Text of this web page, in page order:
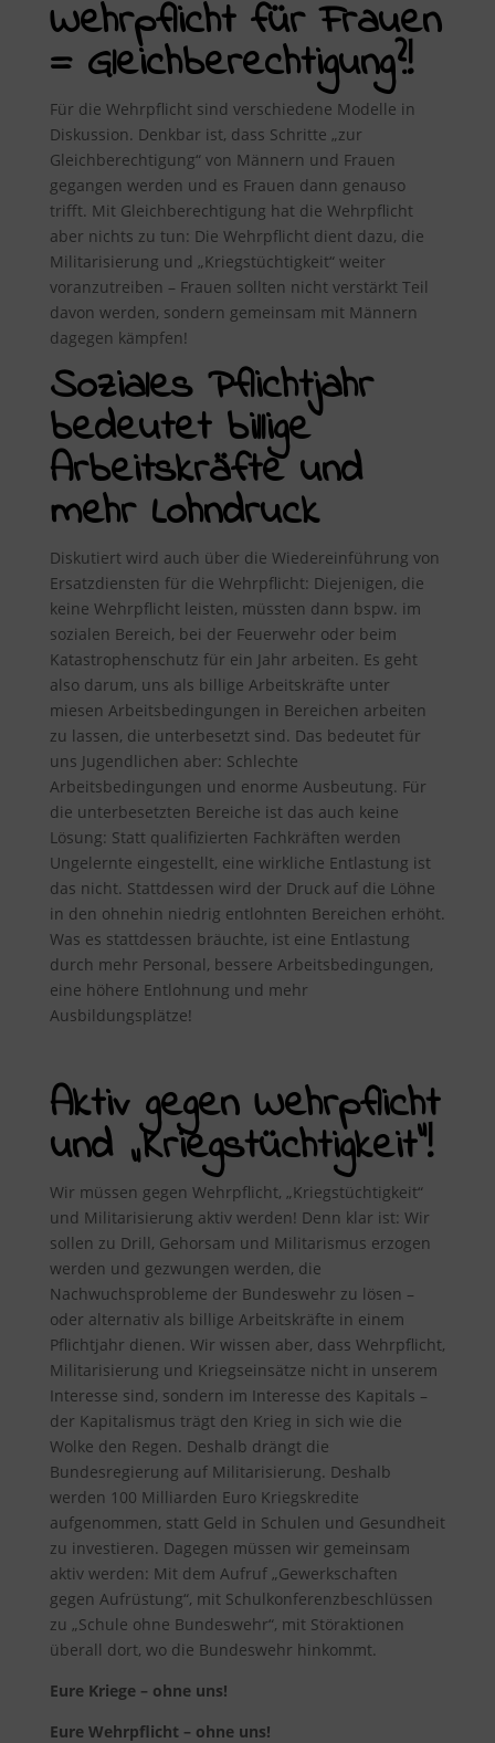
Wehrpflicht für Frauen
= Gleichberechtigung?!
Für die Wehrpflicht sind verschiedene Modelle in
Diskussion. Denkbar ist, dass Schritte „zur
Gleichberechtigung“ von Männern und Frauen
gegangen werden und es Frauen dann genauso
trifft. Mit Gleichberechtigung hat die Wehrpflicht
aber nichts zu tun: Die Wehrpflicht dient dazu, die
Militarisierung und „Kriegstüchtigkeit“ weiter
voranzutreiben – Frauen sollten nicht verstärkt Teil
davon werden, sondern gemeinsam mit Männern
dagegen kämpfen!
Soziales Pflichtjahr
bedeutet billige
Arbeitskräfte und
mehr Lohndruck
Diskutiert wird auch über die Wiedereinführung von
Ersatzdiensten für die Wehrpflicht: Diejenigen, die
keine Wehrpflicht leisten, müssten dann bspw. im
sozialen Bereich, bei der Feuerwehr oder beim
Katastrophenschutz für ein Jahr arbeiten. Es geht
also darum, uns als billige Arbeitskräfte unter
miesen Arbeitsbedingungen in Bereichen arbeiten
zu lassen, die unterbesetzt sind. Das bedeutet für
uns Jugendlichen aber: Schlechte
Arbeitsbedingungen und enorme Ausbeutung. Für
die unterbesetzten Bereiche ist das auch keine
Lösung: Statt qualifizierten Fachkräften werden
Ungelernte eingestellt, eine wirkliche Entlastung ist
das nicht. Stattdessen wird der Druck auf die Löhne
in den ohnehin niedrig entlohnten Bereichen erhöht.
Was es stattdessen bräuchte, ist eine Entlastung
durch mehr Personal, bessere Arbeitsbedingungen,
eine höhere Entlohnung und mehr
Ausbildungsplätze!
Aktiv gegen Wehrpflicht
und „Kriegstüchtigkeit“!
Wir müssen gegen Wehrpflicht, „Kriegstüchtigkeit“
und Militarisierung aktiv werden! Denn klar ist: Wir
sollen zu Drill, Gehorsam und Militarismus erzogen
werden und gezwungen werden, die
Nachwuchsprobleme der Bundeswehr zu lösen –
oder alternativ als billige Arbeitskräfte in einem
Pflichtjahr dienen. Wir wissen aber, dass Wehrpflicht,
Militarisierung und Kriegseinsätze nicht in unserem
Interesse sind, sondern im Interesse des Kapitals –
der Kapitalismus trägt den Krieg in sich wie die
Wolke den Regen. Deshalb drängt die
Bundesregierung auf Militarisierung. Deshalb
werden 100 Milliarden Euro Kriegskredite
aufgenommen, statt Geld in Schulen und Gesundheit
zu investieren. Dagegen müssen wir gemeinsam
aktiv werden: Mit dem Aufruf „Gewerkschaften
gegen Aufrüstung“, mit Schulkonferenzbeschlüssen
zu „Schule ohne Bundeswehr“, mit Störaktionen
überall dort, wo die Bundeswehr hinkommt.
Eure Kriege – ohne uns!
Eure Wehrpflicht – ohne uns!